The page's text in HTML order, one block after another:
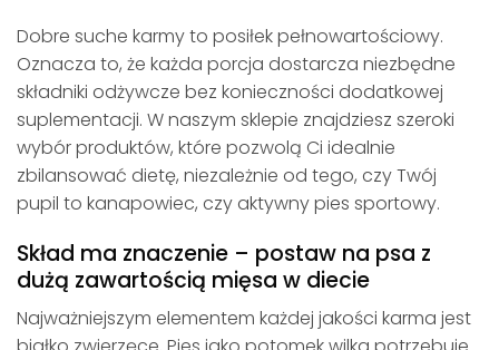
Dobre suche karmy to posiłek pełnowartościowy.
Oznacza to, że każda porcja dostarcza niezbędne
składniki odżywcze bez konieczności dodatkowej
suplementacji. W naszym sklepie znajdziesz szeroki
wybór produktów, które pozwolą Ci idealnie
zbilansować dietę, niezależnie od tego, czy Twój
pupil to kanapowiec, czy aktywny pies sportowy.
Skład ma znaczenie – postaw na psa z
dużą zawartością mięsa w diecie
Najważniejszym elementem każdej jakości karma jest